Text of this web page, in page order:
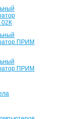
02К
ПРИМ
ПРИМ